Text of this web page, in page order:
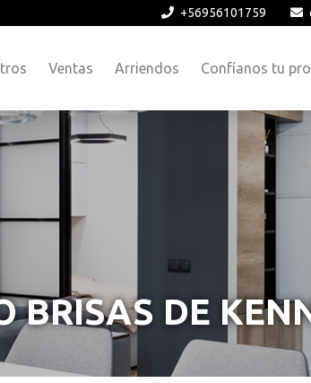
+56956101759
Ventas Arriendos Confíanos tu
BRISAS DE